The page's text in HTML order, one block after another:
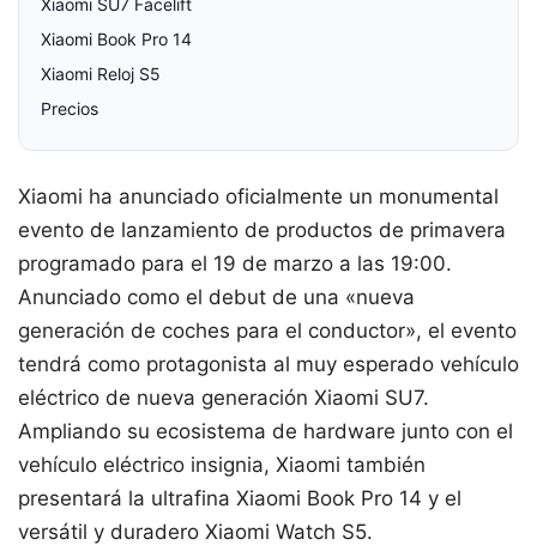
Xiaomi Book Pro 14
Xiaomi Reloj S5
Precios
Xiaomi ha anunciado oficialmente un monumental
evento de lanzamiento de productos de primavera
programado para el 19 de marzo a las 19:00.
Anunciado como el debut de una «nueva
generación de coches para el conductor», el evento
tendrá como protagonista al muy esperado vehículo
eléctrico de nueva generación Xiaomi SU7.
Ampliando su ecosistema de hardware junto con el
vehículo eléctrico insignia, Xiaomi también
presentará la ultrafina Xiaomi Book Pro 14 y el
versátil y duradero Xiaomi Watch S5.